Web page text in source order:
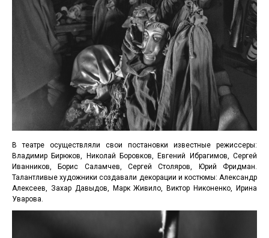
В театре осуществляли свои постановки известные режиссеры:
Владимир Бирюков, Николай Боровков, Евгений Ибрагимов, Сергей
Иванников, Борис Саламчев, Сергей Столяров, Юрий Фридман.
Талантливые художники создавали декорации и костюмы: Александр
Алексеев, Захар Давыдов, Марк Живило, Виктор Никоненко, Ирина
Уварова.